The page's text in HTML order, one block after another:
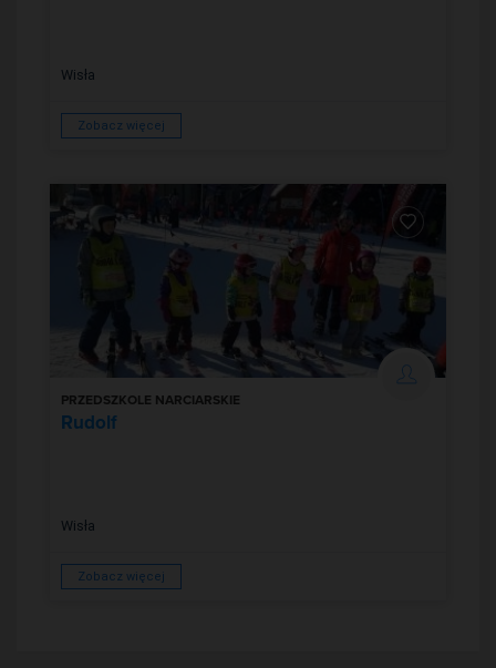
Wisła
Zobacz więcej
PRZEDSZKOLE NARCIARSKIE
Rudolf
Wisła
Zobacz więcej